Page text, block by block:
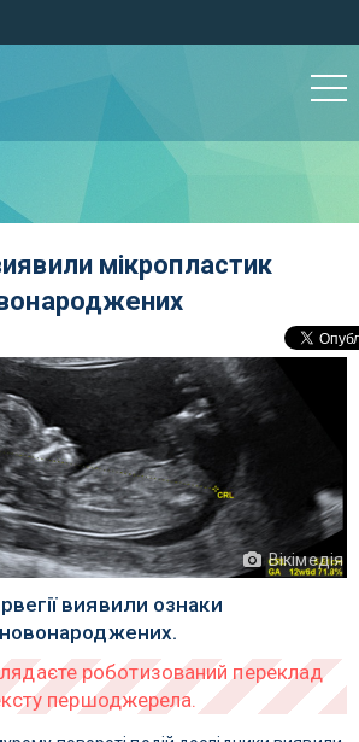
мікропластик
Вікімедія
виявили ознаки